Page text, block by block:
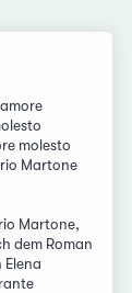
molesto
Martone
Martone,
dem Roman
Elena